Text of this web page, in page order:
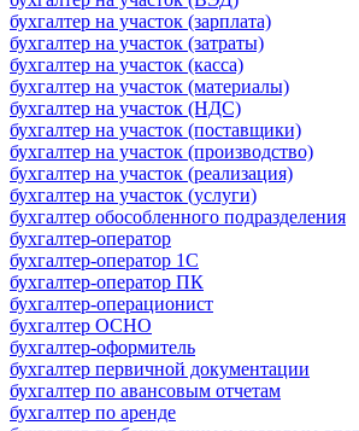
бухгалтер на участок (зарплата)
бухгалтер на участок (затраты)
бухгалтер на участок (касса)
бухгалтер на участок (материалы)
бухгалтер на участок (НДС)
бухгалтер на участок (поставщики)
бухгалтер на участок (производство)
бухгалтер на участок (реализация)
бухгалтер на участок (услуги)
бухгалтер обособленного подразделения
бухгалтер-оператор
бухгалтер-оператор 1С
бухгалтер-оператор ПК
бухгалтер-операционист
бухгалтер ОСНО
бухгалтер-оформитель
бухгалтер первичной документации
бухгалтер по авансовым отчетам
бухгалтер по аренде